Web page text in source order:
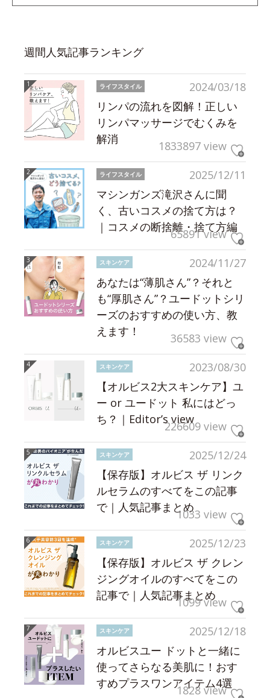
週間人気記事ランキング
2024/03/18
ライフスタイル
リンパの流れを図解！正しい
リンパマッサージでむくみを
解消
1833897 view
2025/12/11
ライフスタイル
マシンガンズ滝沢さんに聞
く、古いコスメの捨て方は？
｜コスメの断捨離・捨て方編
65891 view
2024/11/27
スキンケア
あなたは“薄肌さん”？それと
も“厚肌さん”？ユードットシリ
ーズのおすすめの使い方、教
えます！
36583 view
2023/08/30
スキンケア
【オルビス2大スキンケア】ユ
ー or ユードット 私にはどっ
ち？｜Editor’s view226609 view
2025/12/24
スキンケア
【保存版】オルビス ザ リンク
ルセラムのすべてをこの記事
で｜人気記事まとめ1033 view
2025/12/23
スキンケア
【保存版】オルビス ザ クレン
ジングオイルのすべてをこの
記事で｜人気記事まとめ
1099 view
2025/12/18
スキンケア
オルビスユー ドットと一緒に
使ってさらなる美肌に！おす
すめプラスワンアイテム4選
1828 view